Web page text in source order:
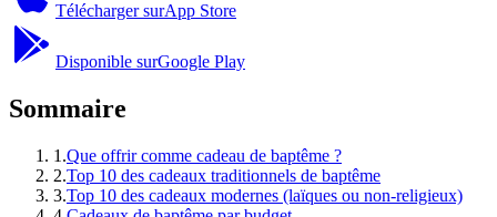
Télécharger surApp Store
Disponible surGoogle Play
Sommaire
1 .Que offrir comme cadeau de baptême ?
2.Top 10 des cadeaux traditionnels de baptême
3.Top 10 des cadeaux modernes (laïques ou non-religieux)